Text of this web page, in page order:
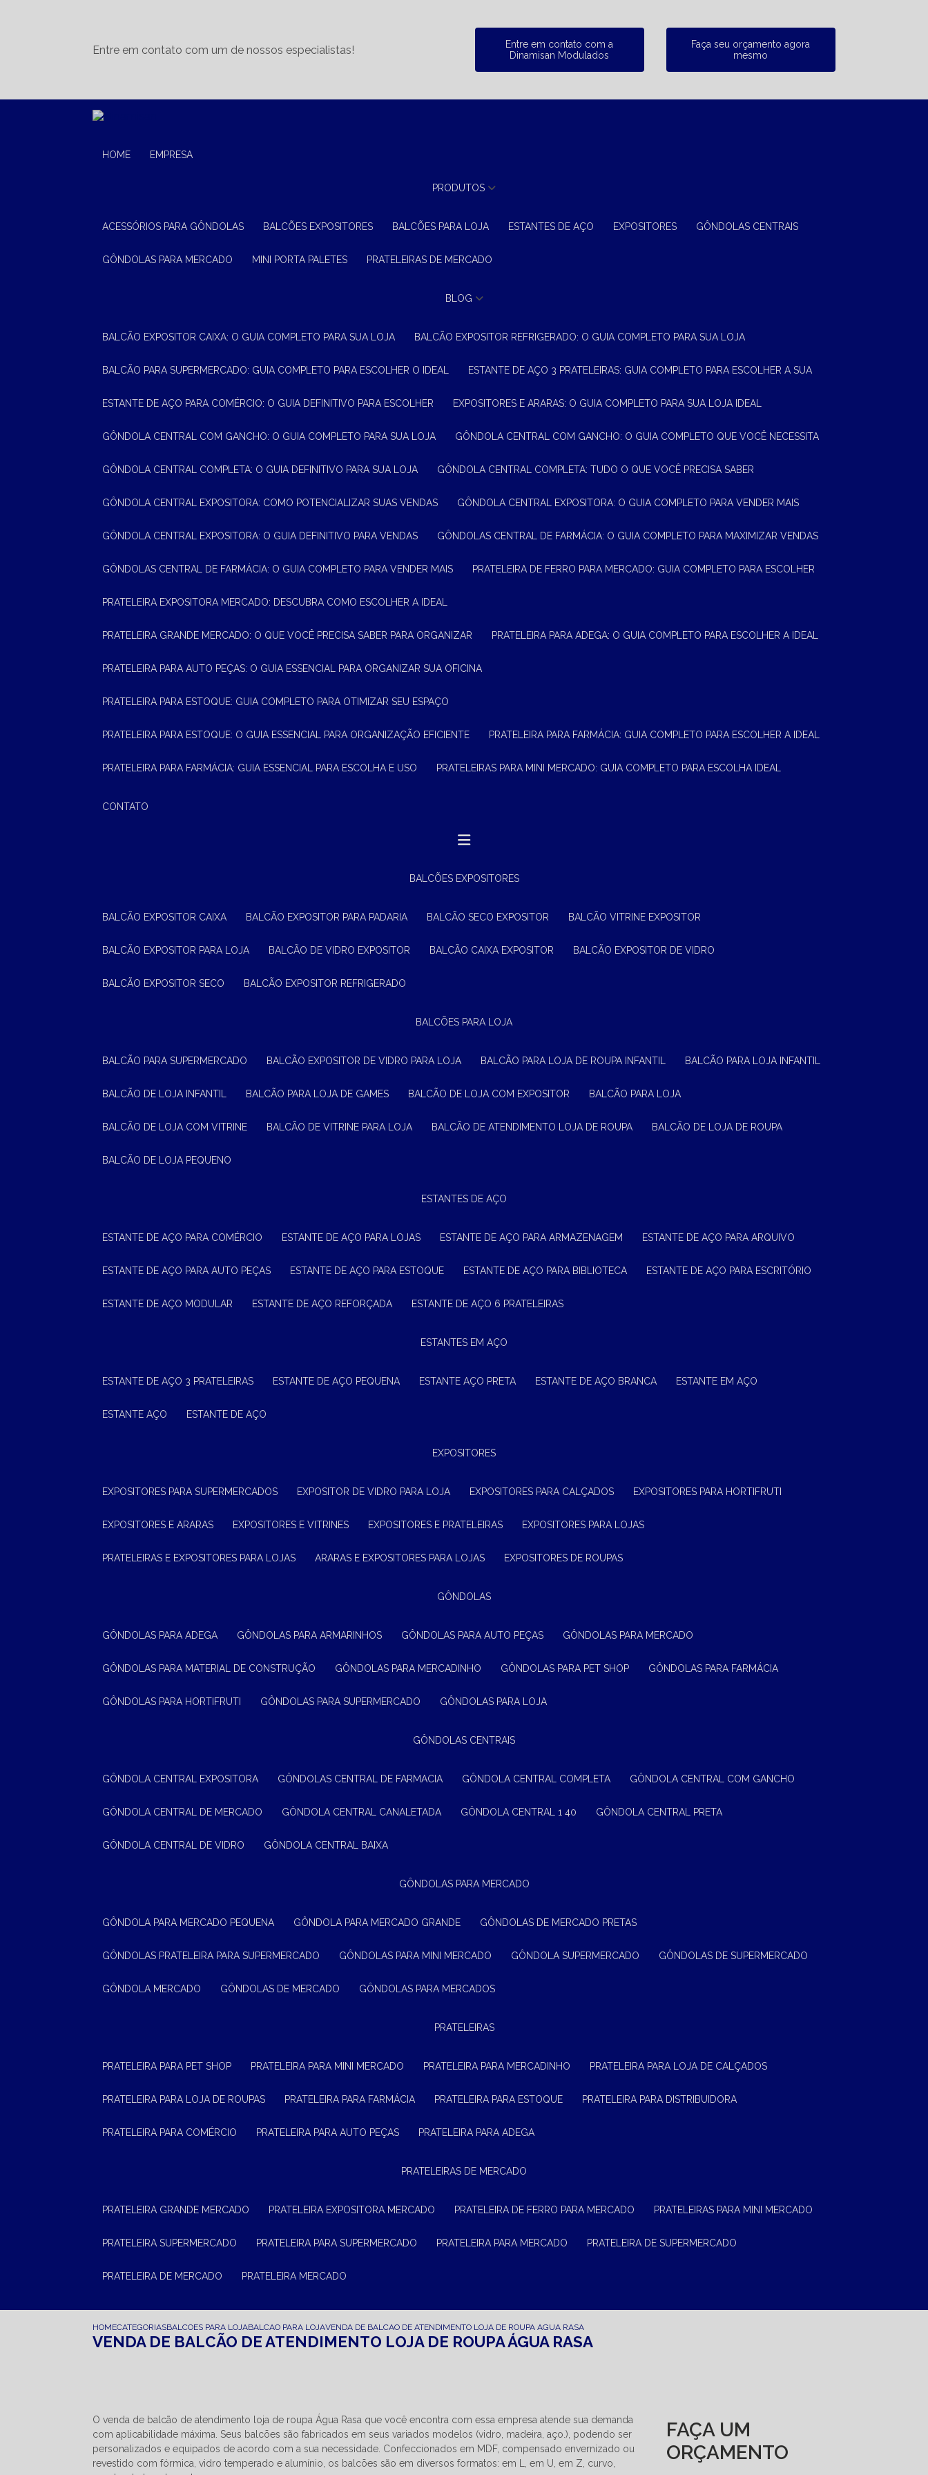
Entre em contato com um de nossos especialistas!
Entre em contato com a
Dinamisan Modulados
Faça seu orçamento agora
mesmo
HOME EMPRESA
PRODUTOS
ACESSÓRIOS PARA GÔNDOLAS BALCÕES EXPOSITORES BALCÕES PARA LOJA ESTANTES DE AÇO EXPOSITORES GÔNDOLAS CENTRAIS
GÔNDOLAS PARA MERCADO MINI PORTA PALETES PRATELEIRAS DE MERCADO
BLOG
BALCÃO EXPOSITOR CAIXA: O GUIA COMPLETO PARA SUA LOJA BALCÃO EXPOSITOR REFRIGERADO: O GUIA COMPLETO PARA SUA LOJA
BALCÃO PARA SUPERMERCADO: GUIA COMPLETO PARA ESCOLHER O IDEAL ESTANTE DE AÇO 3 PRATELEIRAS: GUIA COMPLETO PARA ESCOLHER A SUA
ESTANTE DE AÇO PARA COMÉRCIO: O GUIA DEFINITIVO PARA ESCOLHER EXPOSITORES E ARARAS: O GUIA COMPLETO PARA SUA LOJA IDEAL
GÔNDOLA CENTRAL COM GANCHO: O GUIA COMPLETO PARA SUA LOJA GÔNDOLA CENTRAL COM GANCHO: O GUIA COMPLETO QUE VOCÊ NECESSITA
GÔNDOLA CENTRAL COMPLETA: O GUIA DEFINITIVO PARA SUA LOJA GÔNDOLA CENTRAL COMPLETA: TUDO O QUE VOCÊ PRECISA SABER
GÔNDOLA CENTRAL EXPOSITORA: COMO POTENCIALIZAR SUAS VENDAS GÔNDOLA CENTRAL EXPOSITORA: O GUIA COMPLETO PARA VENDER MAIS
GÔNDOLA CENTRAL EXPOSITORA: O GUIA DEFINITIVO PARA VENDAS GÔNDOLAS CENTRAL DE FARMÁCIA: O GUIA COMPLETO PARA MAXIMIZAR VENDAS
GÔNDOLAS CENTRAL DE FARMÁCIA: O GUIA COMPLETO PARA VENDER MAIS PRATELEIRA DE FERRO PARA MERCADO: GUIA COMPLETO PARA ESCOLHER
PRATELEIRA EXPOSITORA MERCADO: DESCUBRA COMO ESCOLHER A IDEAL
PRATELEIRA GRANDE MERCADO: O QUE VOCÊ PRECISA SABER PARA ORGANIZAR PRATELEIRA PARA ADEGA: O GUIA COMPLETO PARA ESCOLHER A IDEAL
PRATELEIRA PARA AUTO PEÇAS: O GUIA ESSENCIAL PARA ORGANIZAR SUA OFICINA
PRATELEIRA PARA ESTOQUE: GUIA COMPLETO PARA OTIMIZAR SEU ESPAÇO
PRATELEIRA PARA ESTOQUE: O GUIA ESSENCIAL PARA ORGANIZAÇÃO EFICIENTE PRATELEIRA PARA FARMÁCIA: GUIA COMPLETO PARA ESCOLHER A IDEAL
PRATELEIRA PARA FARMÁCIA: GUIA ESSENCIAL PARA ESCOLHA E USO PRATELEIRAS PARA MINI MERCADO: GUIA COMPLETO PARA ESCOLHA IDEAL
CONTATO
BALCÕES EXPOSITORES
BALCÃO EXPOSITOR CAIXA BALCÃO EXPOSITOR PARA PADARIA BALCÃO SECO EXPOSITOR BALCÃO VITRINE EXPOSITOR
BALCÃO EXPOSITOR PARA LOJA BALCÃO DE VIDRO EXPOSITOR BALCÃO CAIXA EXPOSITOR BALCÃO EXPOSITOR DE VIDRO
BALCÃO EXPOSITOR SECO BALCÃO EXPOSITOR REFRIGERADO
BALCÕES PARA LOJA
BALCÃO PARA SUPERMERCADO BALCÃO EXPOSITOR DE VIDRO PARA LOJA BALCÃO PARA LOJA DE ROUPA INFANTIL BALCÃO PARA LOJA INFANTIL
BALCÃO DE LOJA INFANTIL BALCÃO PARA LOJA DE GAMES BALCÃO DE LOJA COM EXPOSITOR BALCÃO PARA LOJA
BALCÃO DE LOJA COM VITRINE BALCÃO DE VITRINE PARA LOJA BALCÃO DE ATENDIMENTO LOJA DE ROUPA BALCÃO DE LOJA DE ROUPA
BALCÃO DE LOJA PEQUENO
ESTANTES DE AÇO
ESTANTE DE AÇO PARA COMÉRCIO ESTANTE DE AÇO PARA LOJAS ESTANTE DE AÇO PARA ARMAZENAGEM ESTANTE DE AÇO PARA ARQUIVO
ESTANTE DE AÇO PARA AUTO PEÇAS ESTANTE DE AÇO PARA ESTOQUE ESTANTE DE AÇO PARA BIBLIOTECA ESTANTE DE AÇO PARA ESCRITÓRIO
ESTANTE DE AÇO MODULAR ESTANTE DE AÇO REFORÇADA ESTANTE DE AÇO 6 PRATELEIRAS
ESTANTES EM AÇO
ESTANTE DE AÇO 3 PRATELEIRAS ESTANTE DE AÇO PEQUENA ESTANTE AÇO PRETA ESTANTE DE AÇO BRANCA ESTANTE EM AÇO
ESTANTE AÇO ESTANTE DE AÇO
EXPOSITORES
EXPOSITORES PARA SUPERMERCADOS EXPOSITOR DE VIDRO PARA LOJA EXPOSITORES PARA CALÇADOS EXPOSITORES PARA HORTIFRUTI
EXPOSITORES E ARARAS EXPOSITORES E VITRINES EXPOSITORES E PRATELEIRAS EXPOSITORES PARA LOJAS
PRATELEIRAS E EXPOSITORES PARA LOJAS ARARAS E EXPOSITORES PARA LOJAS EXPOSITORES DE ROUPAS
GÔNDOLAS
GÔNDOLAS PARA ADEGA GÔNDOLAS PARA ARMARINHOS GÔNDOLAS PARA AUTO PEÇAS GÔNDOLAS PARA MERCADO
GÔNDOLAS PARA MATERIAL DE CONSTRUÇÃO GÔNDOLAS PARA MERCADINHO GÔNDOLAS PARA PET SHOP GÔNDOLAS PARA FARMÁCIA
GÔNDOLAS PARA HORTIFRUTI GÔNDOLAS PARA SUPERMERCADO GÔNDOLAS PARA LOJA
GÔNDOLAS CENTRAIS
GÔNDOLA CENTRAL EXPOSITORA GÔNDOLAS CENTRAL DE FARMACIA GÔNDOLA CENTRAL COMPLETA GÔNDOLA CENTRAL COM GANCHO
GÔNDOLA CENTRAL DE MERCADO GÔNDOLA CENTRAL CANALETADA GÔNDOLA CENTRAL 1 40 GÔNDOLA CENTRAL PRETA
GÔNDOLA CENTRAL DE VIDRO GÔNDOLA CENTRAL BAIXA
GÔNDOLAS PARA MERCADO
GÔNDOLA PARA MERCADO PEQUENA GÔNDOLA PARA MERCADO GRANDE GÔNDOLAS DE MERCADO PRETAS
GÔNDOLAS PRATELEIRA PARA SUPERMERCADO GÔNDOLAS PARA MINI MERCADO GÔNDOLA SUPERMERCADO GÔNDOLAS DE SUPERMERCADO
GÔNDOLA MERCADO GÔNDOLAS DE MERCADO GÔNDOLAS PARA MERCADOS
PRATELEIRAS
PRATELEIRA PARA PET SHOP PRATELEIRA PARA MINI MERCADO PRATELEIRA PARA MERCADINHO PRATELEIRA PARA LOJA DE CALÇADOS
PRATELEIRA PARA LOJA DE ROUPAS PRATELEIRA PARA FARMÁCIA PRATELEIRA PARA ESTOQUE PRATELEIRA PARA DISTRIBUIDORA
PRATELEIRA PARA COMÉRCIO PRATELEIRA PARA AUTO PEÇAS PRATELEIRA PARA ADEGA
PRATELEIRAS DE MERCADO
PRATELEIRA GRANDE MERCADO PRATELEIRA EXPOSITORA MERCADO PRATELEIRA DE FERRO PARA MERCADO PRATELEIRAS PARA MINI MERCADO
PRATELEIRA SUPERMERCADO PRATELEIRA PARA SUPERMERCADO PRATELEIRA PARA MERCADO PRATELEIRA DE SUPERMERCADO
PRATELEIRA DE MERCADO PRATELEIRA MERCADO
HOMECATEGORIASBALCOES PARA LOJABALCAO PARA LOJAVENDA DE BALCAO DE ATENDIMENTO LOJA DE ROUPA AGUA RASA
VENDA DE BALCÃO DE ATENDIMENTO LOJA DE ROUPA ÁGUA RASA
O venda de balcão de atendimento loja de roupa Água Rasa que você encontra com essa empresa atende sua demanda
com aplicabilidade máxima. Seus balcões são fabricados em seus variados modelos (vidro, madeira, aço.), podendo ser
personalizados e equipados de acordo com a sua necessidade. Confeccionados em MDF, compensado envernizado ou
revestido com fórmica, vidro temperado e alumínio, os balcões são em diversos formatos: em L, em U, em Z, curvo,
FAÇA UM
ORÇAMENTO